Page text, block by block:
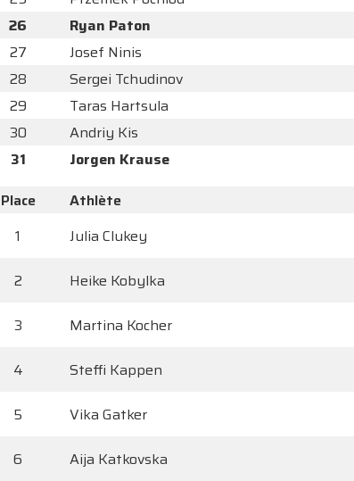
26 Ryan Paton
27 Josef Ninis
28 Sergei Tchudinov
29 Taras Hartsula
30 Andriy Kis
31 Jorgen Krause
Place Athlète
1 Julia Clukey
2 Heike Kobylka
3 Martina Kocher
4 Steffi Kappen
5 Vika Gatker
6 Aija Katkovska